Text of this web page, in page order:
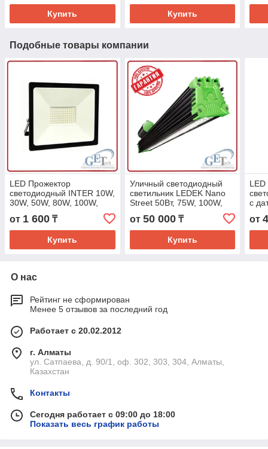
Купить Купить
Подобные товары компании
LED Прожектор
светодиодный INTER 10W,
30W, 50W, 80W, 100W,
(4000К/6500К) IP65
от 1 600 ₸
Купить
Уличный светодиодный
светильник LEDEK Nano
Street 50Вт, 75W, 100W,
150W, 200W, 300W, 400Вт
IP67
от 50 000₸
Купить
с
от
О нас
Рейтинг не сформирован
Менее 5 отзывов за последний год
Работает с 20.02.2012
г. Алматы
ул. Сатпаева, д. 90/1, оф. 302, 303, 304, Алматы,
Казахстан
Контакты
Сегодня работает с 09:00 до 18:00
Показать весь график работы